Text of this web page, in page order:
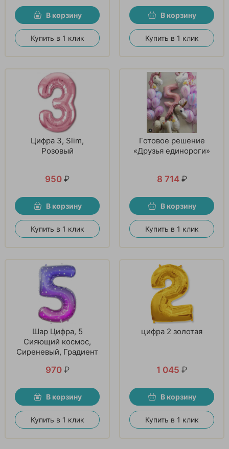
В корзину
Купить в 1 клик
В корзину
Купить в 1 клик
Цифра 3, Slim,
Розовый
950 ₽
В корзину
Купить в 1 клик
Готовое решение
«Друзья единороги»
8 714 ₽
В корзину
Купить в 1 клик
Шар Цифра, 5
Сияющий космос,
Сиреневый, Градиент
970 ₽
В корзину
Купить в 1 клик
цифра 2 золотая
1 045 ₽
В корзину
Купить в 1 клик